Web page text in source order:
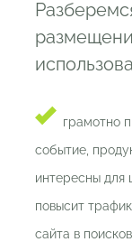
грамотно
событие,
интересны для
повысит
сайта в